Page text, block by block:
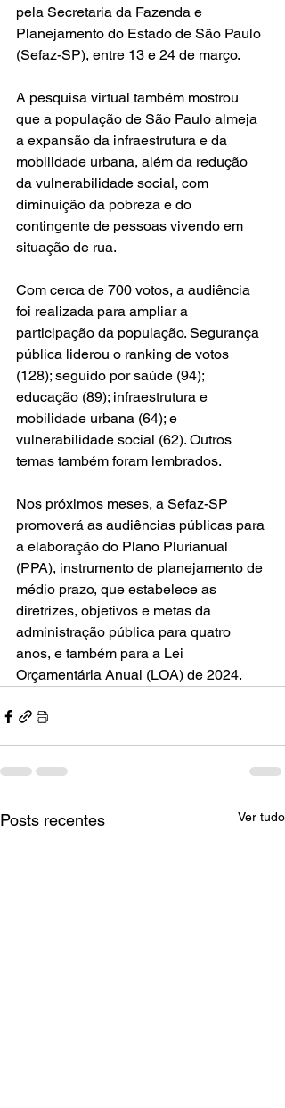
pela Secretaria da Fazenda e
Planejamento do Estado de São Paulo
(Sefaz-SP), entre 13 e 24 de março.
A pesquisa virtual também mostrou
que a população de São Paulo almeja
a expansão da infraestrutura e da
mobilidade urbana, além da redução
da vulnerabilidade social, com
diminuição da pobreza e do
contingente de pessoas vivendo em
situação de rua.
Com cerca de 700 votos, a audiência
foi realizada para ampliar a
participação da população. Segurança
pública liderou o ranking de votos
(128); seguido por saúde (94);
educação (89); infraestrutura e
mobilidade urbana (64); e
vulnerabilidade social (62). Outros
temas também foram lembrados.
Nos próximos meses, a Sefaz-SP
promoverá as audiências públicas para
a elaboração do Plano Plurianual
(PPA), instrumento de planejamento de
médio prazo, que estabelece as
diretrizes, objetivos e metas da
administração pública para quatro
anos, e também para a Lei
Orçamentária Anual (LOA) de 2024.
Posts recentes Ver tudo